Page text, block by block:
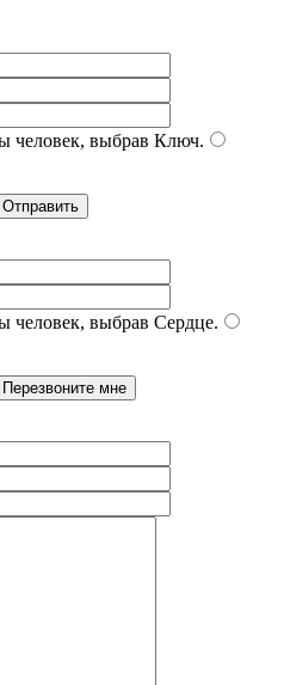
человек, выбрав Ключ.
человек, выбрав Сердце.